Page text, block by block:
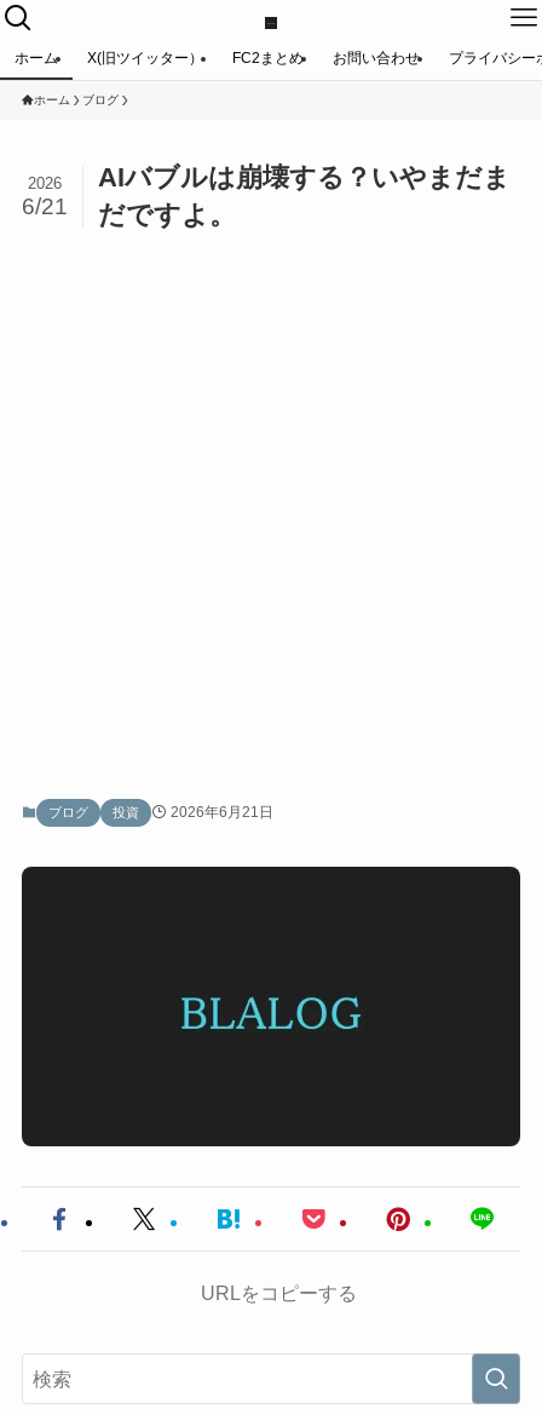
ホーム X(旧ツイッター） FC2まとめ お問い合わせ プライバシー
ホーム ブログ
AIバブルは崩壊する？いやまだま
だですよ。
2026
6/21
ブログ 投資 2026年6月21日
URLをコピーする